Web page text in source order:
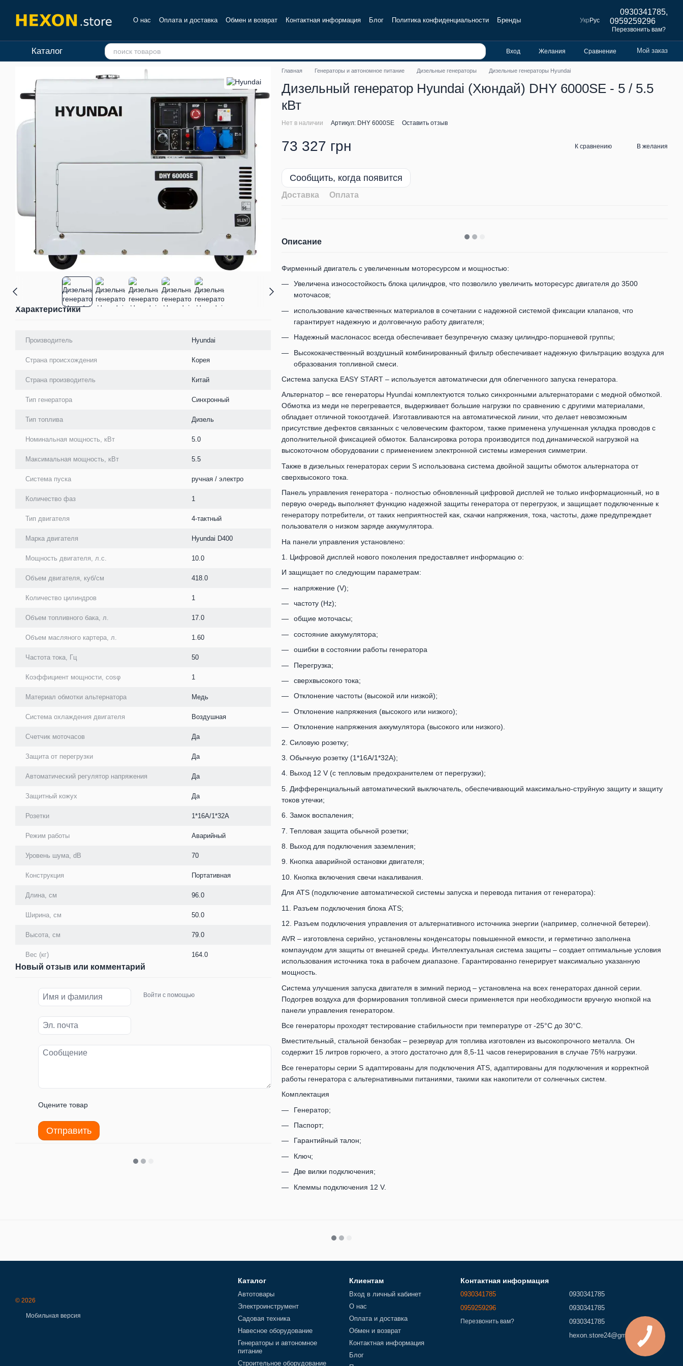
О нас Оплата и доставка Обмен и возврат Контактная информация Блог Политика конфиденциальности
Бренды
Укр Рус
0930341785,
0959259296
Перезвонить вам?
Каталог Вход Желания Сравнение Мой заказ
Характеристики
Производитель Hyundai
Страна происхождения Корея
Страна производитель Китай
Тип генератора Синхронный
Тип топлива Дизель
Номинальная мощность, кВт 5.0
Максимальная мощность, кВт 5.5
Система пуска ручная / электро
Количество фаз 1
Тип двигателя 4-тактный
Марка двигателя Hyundai D400
Мощность двигателя, л.с. 10.0
Объем двигателя, куб/см 418.0
Количество цилиндров 1
Объем топливного бака, л. 17.0
Объем масляного картера, л. 1.60
Частота тока, Гц 50
Коэффициент мощности, cosφ 1
Материал обмотки альтернатора Медь
Система охлаждения двигателя Воздушная
Счетчик моточасов Да
Защита от перегрузки Да
Автоматический регулятор напряжения Да
Защитный кожух Да
Розетки 1*16А/1*32А
Режим работы Аварийный
Уровень шума, dB 70
Конструкция Портативная
Длина, см 96.0
Ширина, см 50.0
Высота, см 79.0
Вес (кг) 164.0
Новый отзыв или комментарий
Войти с помощью
Оцените товар
Отправить
Главная Генераторы и автономное питание Дизельные генераторы Дизельные генераторы Hyundai
Дизельный генератор Hyundai (Хюндай) DHY 6000SE - 5 / 5.5
кВт
Нет в наличии Артикул: DHY 6000SE Оставить отзыв
73 327 грн К сравнению В желания
Сообщить, когда появится
Доставка Оплата
Описание
Фирменный двигатель с увеличенным моторесурсом и мощностью:
Увеличена износостойкость блока цилиндров, что позволило увеличить моторесурс двигателя до 3500
моточасов;
использование качественных материалов в сочетании с надежной системой фиксации клапанов, что
гарантирует надежную и долговечную работу двигателя;
Надежный маслонасос всегда обеспечивает безупречную смазку цилиндро-поршневой группы;
Высококачественный воздушный комбинированный фильтр обеспечивает надежную фильтрацию воздуха для
образования топливной смеси.
Система запуска EASY START – используется автоматически для облегченного запуска генератора.
Альтернатор – все генераторы Hyundai комплектуются только синхронными альтернаторами с медной обмоткой.
Обмотка из меди не перегревается, выдерживает большие нагрузки по сравнению с другими материалами,
обладает отличной токоотдачей. Изготавливаются на автоматической линии, что делает невозможным
присутствие дефектов связанных с человеческим фактором, также применена улучшенная укладка проводов с
дополнительной фиксацией обмоток. Балансировка ротора производится под динамической нагрузкой на
высокоточном оборудовании с применением электронной системы измерения симметрии.
Также в дизельных генераторах серии S использована система двойной защиты обмоток альтернатора от
сверхвысокого тока.
Панель управления генератора - полностью обновленный цифровой дисплей не только информационный, но в
первую очередь выполняет функцию надежной защиты генератора от перегрузок, и защищает подключенные к
генератору потребители, от таких неприятностей как, скачки напряжения, тока, частоты, даже предупреждает
пользователя о низком заряде аккумулятора.
На панели управления установлено:
1. Цифровой дисплей нового поколения предоставляет информацию о:
И защищает по следующим параметрам:
напряжение (V);
частоту (Hz);
общие моточасы;
состояние аккумулятора;
ошибки в состоянии работы генератора
Перегрузка;
сверхвысокого тока;
Отклонение частоты (высокой или низкой);
Отклонение напряжения (высокого или низкого);
Отклонение напряжения аккумулятора (высокого или низкого).
2. Силовую розетку;
3. Обычную розетку (1*16А/1*32А);
4. Выход 12 V (с тепловым предохранителем от перегрузки);
5. Дифференциальный автоматический выключатель, обеспечивающий максимально-струйную защиту и защиту
токов утечки;
6. Замок воспаления;
7. Тепловая защита обычной розетки;
8. Выход для подключения заземления;
9. Кнопка аварийной остановки двигателя;
10. Кнопка включения свечи накаливания.
Для ATS (подключение автоматической системы запуска и перевода питания от генератора):
11. Разъем подключения блока ATS;
12. Разъем подключения управления от альтернативного источника энергии (например, солнечной бетереи).
AVR – изготовлена ​​серийно, установлены конденсаторы повышенной емкости, и герметично заполнена
компаундом для защиты от внешней среды. Интеллектуальная система защиты – создает оптимальные условия
использования источника тока в рабочем диапазоне. Гарантированно генерирует максимально указанную
мощность.
Система улучшения запуска двигателя в зимний период – установлена ​​на всех генераторах данной серии.
Подогрев воздуха для формирования топливной смеси применяется при необходимости вручную кнопкой на
панели управления генератором.
Все генераторы проходят тестирование стабильности при температуре от -25°С до 30°С.
Вместительный, стальной бензобак – резервуар для топлива изготовлен из высокопрочного металла. Он
содержит 15 литров горючего, а этого достаточно для 8,5-11 часов генерирования в случае 75% нагрузки.
Все генераторы серии S адаптированы для подключения ATS, адаптированы для подключения и корректной
работы генератора с альтернативными питаниями, такими как накопители от солнечных систем.
Комплектация
Генератор;
Паспорт;
Гарантийный талон;
Ключ;
Две вилки подключения;
Клеммы подключения 12 V.
© 2026
Мобильная версия
Каталог
Автотовары
Электроинструмент
Садовая техника
Навесное оборудование
Генераторы и автономное
питание
Строительное оборудование
Клиентам
Вход в личный кабинет
О нас
Оплата и доставка
Обмен и возврат
Контактная информация
Блог
Контактная информация
0930341785
0959259296
Перезвонить вам?
0930341785
0930341785
0930341785
hexon.store24@gmail.com